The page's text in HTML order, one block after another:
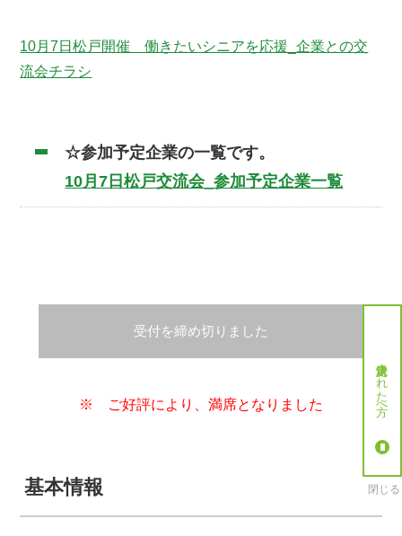
10月7日松戸開催 働きたいシニアを応援_企業との交
流会チラシ
☆参加予定企業の一覧です。
10月7日松戸交流会_参加予定企業一覧
受付を締め切りました
※ ご好評により、満席となりました
基本情報
就労決定された方へ
閉じる